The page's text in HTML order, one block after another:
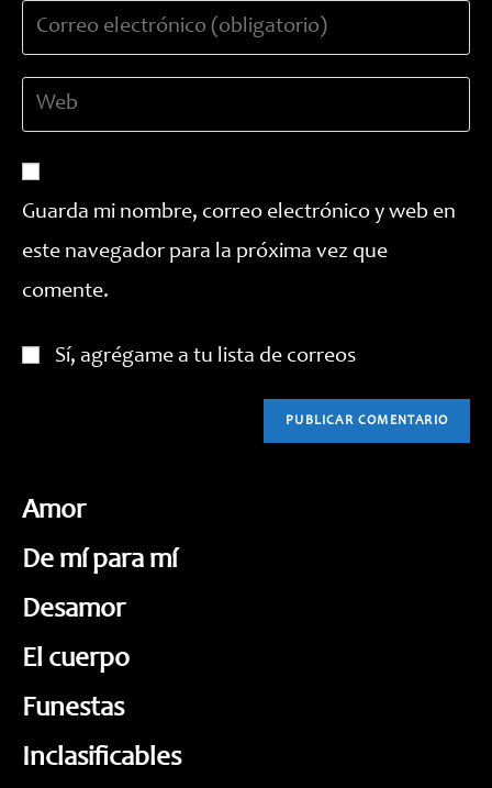
usuario
para
de
para
comentar
(opcional)
Guarda mi nombre, correo electrónico y web en
este navegador para la próxima vez que
comente.
Sí, agrégame a tu lista de correos
Amor
De mí para mí
Desamor
El cuerpo
Funestas
Inclasificables